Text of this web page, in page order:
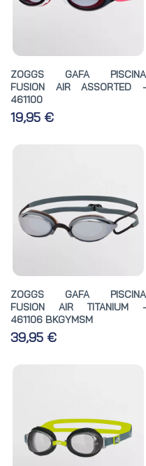
ZOGGS GAFA PISCINA
FUSION AIR ASSORTED -
461100
19,95 €
ZOGGS GAFA PISCINA
FUSION AIR TITANIUM -
461106 BKGYMSM
39,95 €